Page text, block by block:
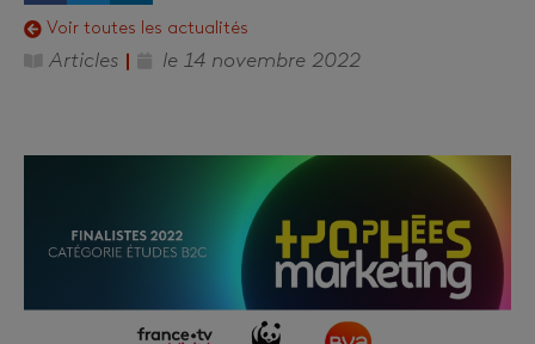
Voir toutes les actualités
Articles le 14 novembre 2022